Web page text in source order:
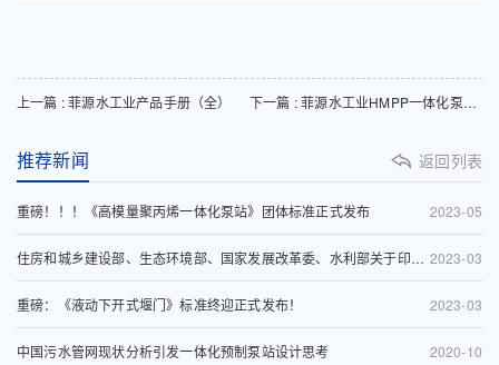
上一篇 : 菲源水工业产品手册（全） 下一篇 : 菲源水工业HMPP一体化泵站产品手册免费在线下载
返回列表
推荐新闻
2023-05
重磅！！！《高模量聚丙烯一体化泵站》团体标准正式发布
2023-03
住房和城乡建设部、生态环境部、国家发展改革委、水利部关于印发《深入打好城市黑臭水体治理攻坚战实施方案》的通知
2023-03
重磅：《液动下开式堰门》标准终迎正式发布！
2020-10
中国污水管网现状分析引发一体化预制泵站设计思考